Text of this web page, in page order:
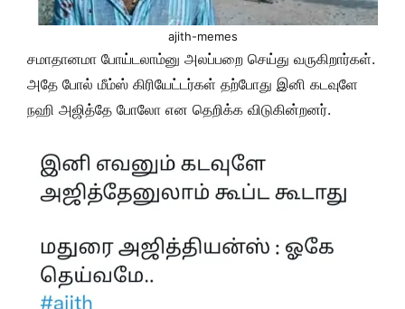
ajith-memes
சமாதானமா போய்டலாம்னு அலப்பறை செய்து வருகிறார்கள்.
அதே போல் மீம்ஸ் கிரியேட்டர்கள் தற்போது இனி கடவுளே
நஹி அஜித்தே போலோ என தெறிக்க விடுகின்றனர்.